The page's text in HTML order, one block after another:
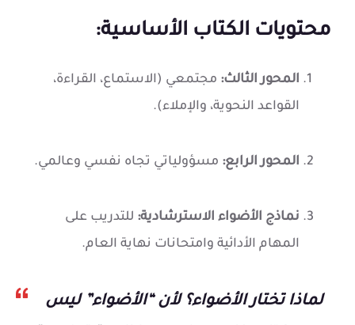
محتويات الكتاب الأساسية:
المحور الثالث: مجتمعي (الاستماع، القراءة،
القواعد النحوية، والإملاء).
المحور الرابع: مسؤولياتي تجاه نفسي وعالمي.
نماذج الأضواء الاسترشادية: للتدريب على
المهام الأدائية وامتحانات نهاية العام.
لماذا تختار الأضواء؟ لأن “الأضواء” ليس